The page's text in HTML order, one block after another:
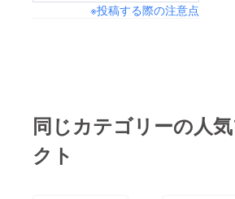
※投稿する際の注意点
同じカテゴリーの人
クト